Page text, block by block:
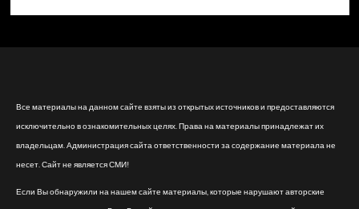
Все материалы на данном сайте взяты из открытых источников и предоставляются
исключительно в ознакомительных целях. Права на материалы принадлежат их
владельцам. Администрация сайта ответственности за содержание материала не
несет. Сайт не является СМИ!
Если Вы обнаружили на нашем сайте материалы, которые нарушают авторские